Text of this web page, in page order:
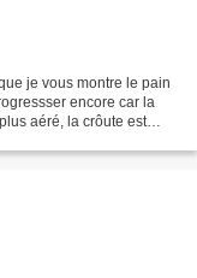
je vous montre le pain
encore car la
aéré, la crôute est